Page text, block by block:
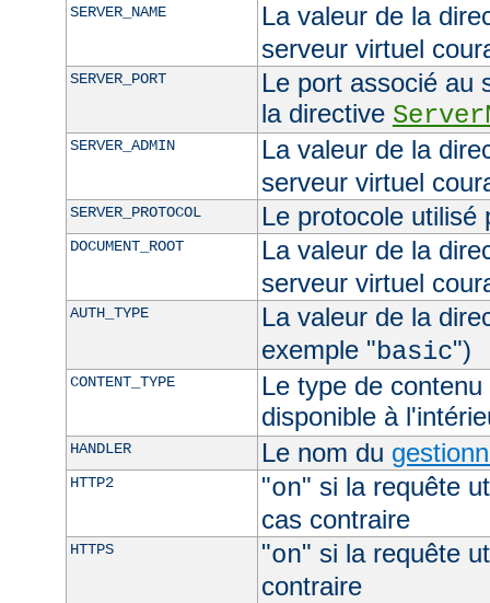
SERVER_NAME
La valeur de la
serveur virtuel
SERVER_PORT
Le port associé au
la directive
SERVER_ADMIN
La valeur de la
serveur virtuel
SERVER_PROTOCOL Le protocole utilisé
DOCUMENT_ROOT
La valeur de la
serveur virtuel
AUTH_TYPE
La valeur de la
exemple "basic")
CONTENT_TYPE
Le type de
disponible à
HANDLER Le nom du
HTTP2 "on" si la requête
cas contraire
HTTPS "on" si la requête
contraire